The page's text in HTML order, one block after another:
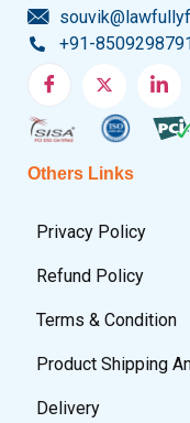
+91-
Others Links
Privacy Policy
Refund Policy
Terms & Condition
Product Shipping
Delivery